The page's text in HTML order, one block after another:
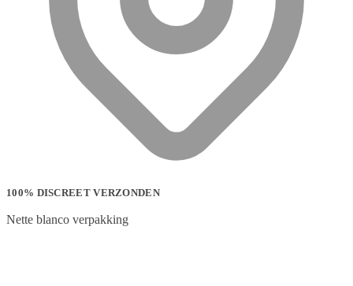
100% DISCREET VERZONDEN
Nette blanco verpakking